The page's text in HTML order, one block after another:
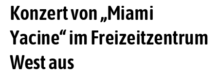
Konzert von „Miami
Yacine“ im Freizeitzentrum
West aus